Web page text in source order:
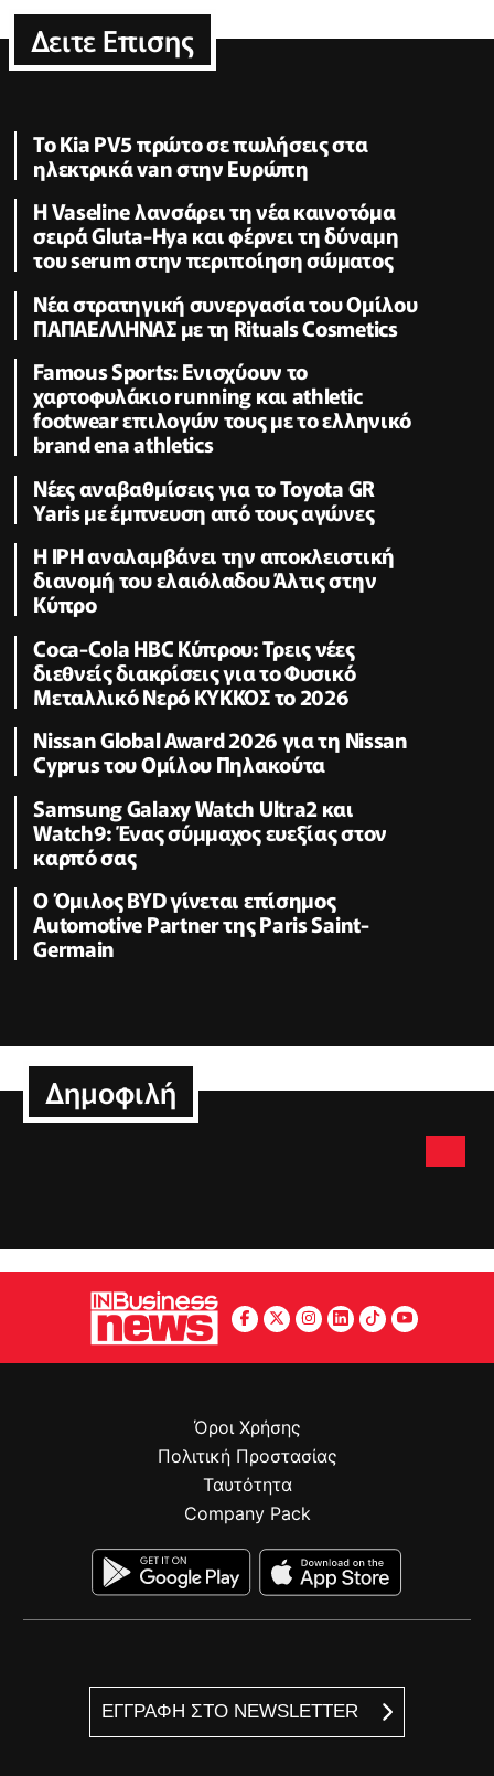
Δειτε Επισης
Το Kia PV5 πρώτο σε πωλήσεις στα
ηλεκτρικά van στην Ευρώπη
Η Vaseline λανσάρει τη νέα καινοτόμα
σειρά Gluta-Hya και φέρνει τη δύναμη
του serum στην περιποίηση σώματος
Νέα στρατηγική συνεργασία του Ομίλου
ΠΑΠΑΕΛΛΗΝΑΣ με τη Rituals Cosmetics
Famous Sports: Ενισχύουν το
χαρτοφυλάκιο running και athletic
footwear επιλογών τους με το ελληνικό
brand ena athletics
Νέες αναβαθμίσεις για το Toyota GR
Yaris με έμπνευση από τους αγώνες
Η IPH αναλαμβάνει την αποκλειστική
διανομή του ελαιόλαδου Άλτις στην
Κύπρο
Coca-Cola HBC Κύπρου: Τρεις νέες
διεθνείς διακρίσεις για το Φυσικό
Μεταλλικό Νερό ΚΥΚΚΟΣ το 2026
Νissan Global Award 2026 για τη Nissan
Cyprus του Ομίλου Πηλακούτα
Samsung Galaxy Watch Ultra2 και
Watch9: Ένας σύμμαχος ευεξίας στον
καρπό σας
Ο Όμιλος BYD γίνεται επίσημος
Automotive Partner της Paris Saint-
Germain
Δημοφιλή
ΕΓΓΡΑΦΗ ΣΤΟ NEWSLETTER
Όροι Χρήσης
Πολιτική Προστασίας
Ταυτότητα
Company Pack